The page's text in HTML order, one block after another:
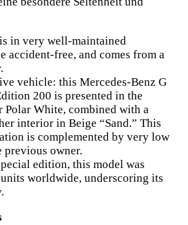
in very well-maintained
accident-free, and comes from a
vehicle: this Mercedes-Benz G
200 is presented in the
Polar White, combined with a
interior in Beige “Sand.” This
is complemented by very low
previous owner.
edition, this model was
worldwide, underscoring its